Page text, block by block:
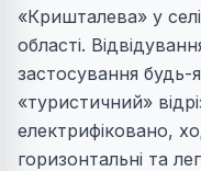
«Кришталева» у
області.
застосування
«туристичний»
електрифіковано,
горизонтальні та